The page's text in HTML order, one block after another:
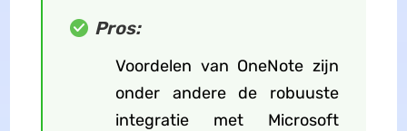
Pros:
Voordelen van OneNote zijn
onder andere de robuuste
integratie met Microsoft